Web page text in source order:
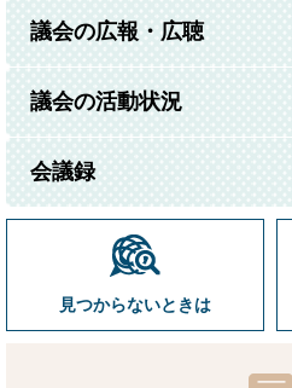
議会の広報・広聴
議会の活動状況
会議録
見つからないときは